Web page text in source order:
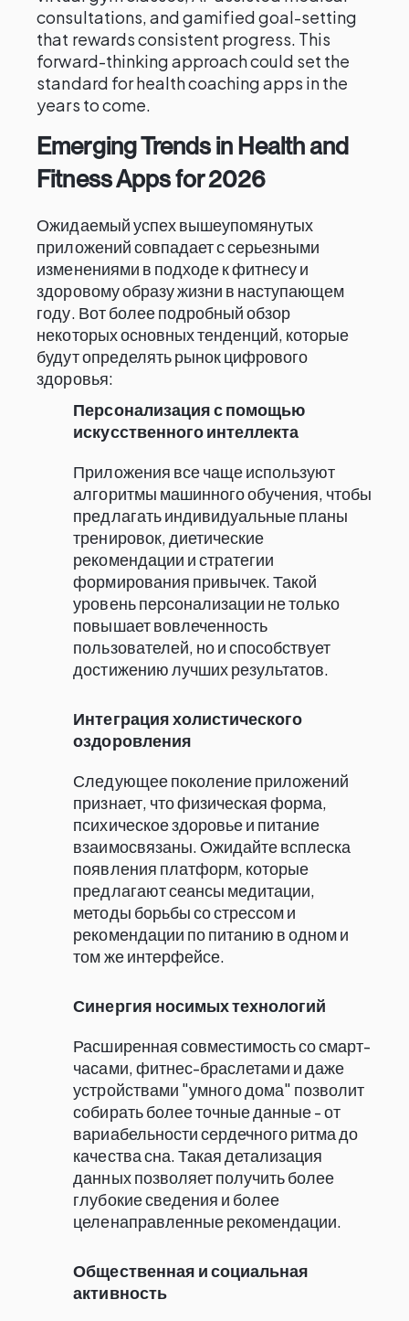
consultations, and gamified goal-setting
that rewards consistent progress. This
forward-thinking approach could set the
standard for health coaching apps in the
years to come.
Emerging Trends in Health and
Fitness Apps for 2026
Ожидаемый успех вышеупомянутых
приложений совпадает с серьезными
изменениями в подходе к фитнесу и
здоровому образу жизни в наступающем
году. Вот более подробный обзор
некоторых основных тенденций, которые
будут определять рынок цифрового
здоровья:
Персонализация с помощью
искусственного интеллекта
Приложения все чаще используют
алгоритмы машинного обучения, чтобы
предлагать индивидуальные планы
тренировок, диетические
рекомендации и стратегии
формирования привычек. Такой
уровень персонализации не только
повышает вовлеченность
пользователей, но и способствует
достижению лучших результатов.
Интеграция холистического
оздоровления
Следующее поколение приложений
признает, что физическая форма,
психическое здоровье и питание
взаимосвязаны. Ожидайте всплеска
появления платформ, которые
предлагают сеансы медитации,
методы борьбы со стрессом и
рекомендации по питанию в одном и
том же интерфейсе.
Синергия носимых технологий
Расширенная совместимость со смарт-
часами, фитнес-браслетами и даже
устройствами "умного дома" позволит
собирать более точные данные - от
вариабельности сердечного ритма до
качества сна. Такая детализация
данных позволяет получить более
глубокие сведения и более
целенаправленные рекомендации.
Общественная и социальная
активность